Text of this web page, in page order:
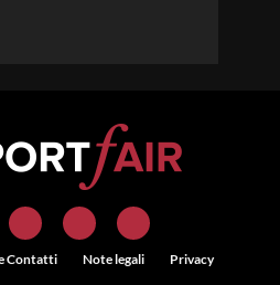
Contatti Note legali
Privacy